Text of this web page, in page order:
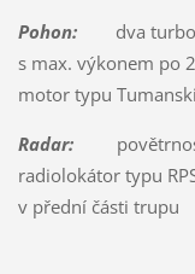
Pohon:dva
s max. výkonem po
motor typu
Radar:
radiolokátor typu
v přední části trupu